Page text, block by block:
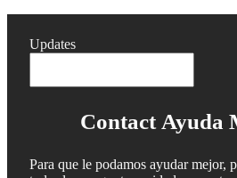
Updates
Contact Ayuda
Para que le podamos ayudar mejor,